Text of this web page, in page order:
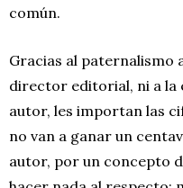
común.
Gracias al paternalismo
director editorial, ni a la
autor, les importan las
no van a ganar un
autor, por un concepto